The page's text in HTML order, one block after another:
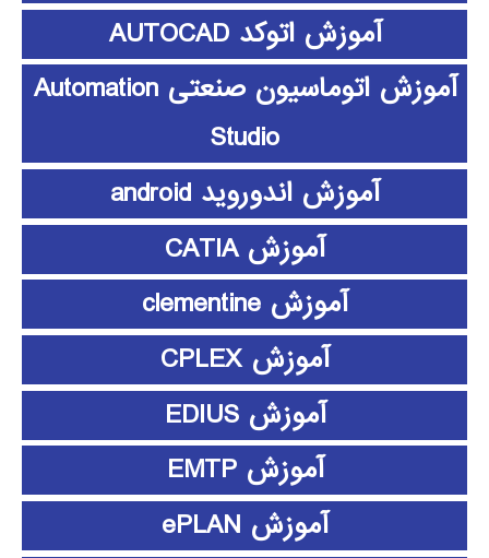
آموزش اتوکد AUTOCAD
آموزش اتوماسیون صنعتی Automation
Studio
آموزش اندوروید android
آموزش CATIA
آموزش clementine
آموزش CPLEX
آموزش EDIUS
آموزش EMTP
آموزش ePLAN